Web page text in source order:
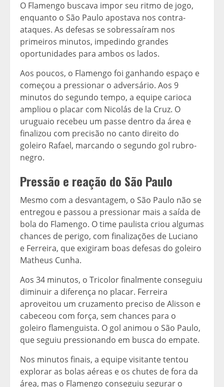
O Flamengo buscava impor seu ritmo de jogo,
enquanto o São Paulo apostava nos contra-
ataques. As defesas se sobressaíram nos
primeiros minutos, impedindo grandes
oportunidades para ambos os lados.
Aos poucos, o Flamengo foi ganhando espaço e
começou a pressionar o adversário. Aos 9
minutos do segundo tempo, a equipe carioca
ampliou o placar com Nicolás de la Cruz. O
uruguaio recebeu um passe dentro da área e
finalizou com precisão no canto direito do
goleiro Rafael, marcando o segundo gol rubro-
negro.
Pressão e reação do São Paulo
Mesmo com a desvantagem, o São Paulo não se
entregou e passou a pressionar mais a saída de
bola do Flamengo. O time paulista criou algumas
chances de perigo, com finalizações de Luciano
e Ferreira, que exigiram boas defesas do goleiro
Matheus Cunha.
Aos 34 minutos, o Tricolor finalmente conseguiu
diminuir a diferença no placar. Ferreira
aproveitou um cruzamento preciso de Alisson e
cabeceou com força, sem chances para o
goleiro flamenguista. O gol animou o São Paulo,
que seguiu pressionando em busca do empate.
Nos minutos finais, a equipe visitante tentou
explorar as bolas aéreas e os chutes de fora da
área, mas o Flamengo conseguiu segurar o